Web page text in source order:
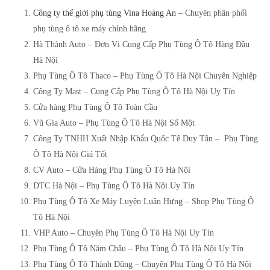
Công ty thế giới phụ tùng Vina Hoàng An – Chuyên phân phối
phụ tùng ô tô xe máy chính hãng
Hà Thành Auto – Đơn Vị Cung Cấp Phụ Tùng Ô Tô Hàng Đầu
Hà Nội
Phụ Tùng Ô Tô Thaco – Phụ Tùng Ô Tô Hà Nội Chuyên Nghiệp
Công Ty Mast – Cung Cấp Phụ Tùng Ô Tô Hà Nội Uy Tín
Cửa hàng Phụ Tùng Ô Tô Toàn Cầu
Vũ Gia Auto – Phụ Tùng Ô Tô Hà Nội Số Một
Công Ty TNHH Xuất Nhập Khẩu Quốc Tế Duy Tân – Phụ Tùng
Ô Tô Hà Nội Giá Tốt
CV Auto – Cửa Hàng Phụ Tùng Ô Tô Hà Nội
DTC Hà Nội – Phụ Tùng Ô Tô Hà Nội Uy Tín
Phụ Tùng Ô Tô Xe Máy Luyện Luân Hưng – Shop Phụ Tùng Ô
Tô Hà Nội
VHP Auto – Chuyên Phụ Tùng Ô Tô Hà Nội Uy Tín
Phụ Tùng Ô Tô Năm Châu – Phụ Tùng Ô Tô Hà Nội Uy Tín
Phụ Tùng Ô Tô Thành Dũng – Chuyên Phụ Tùng Ô Tô Hà Nội